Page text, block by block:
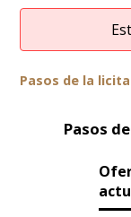
Pasos de la
Pasos